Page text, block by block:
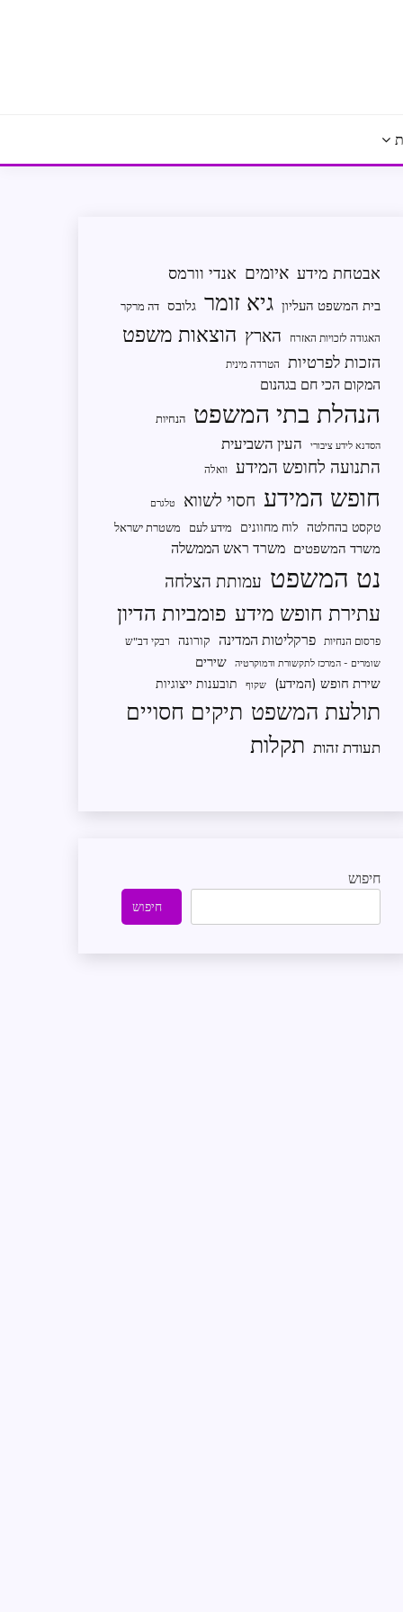
אבטחת מידע איומים אנדי וורמס
בית המשפט העליון גיא זומר גלובס דה מרקר
האגודה לזכויות האזרח הארץ הוצאות משפט
הזכות לפרטיות הטרדה מינית
המקום הכי חם בגהנום
הנהלת בתי המשפט הנחיות
הסדנא לידע ציבורי העין השביעית
התנועה לחופש המידע וואלה
חופש המידע חסוי לשווא טלגרם
טקסט בהחלטה לוח מחוונים מידע לעם משטרת ישראל
משרד המשפטים משרד ראש הממשלה
נט המשפט עמותת הצלחה
עתירת חופש מידע פומביות הדיון
פרסום הנחיות פרקליטות המדינה קורונה רבקי דב"ש
שומרים - המרכז לתקשורת ודמוקרטיה
שירים
שירת חופש (המידע)
שקוף תובענות ייצוגיות
תולעת המשפט תיקים חסויים
תעודת זהות תקלות
חיפוש
חיפוש